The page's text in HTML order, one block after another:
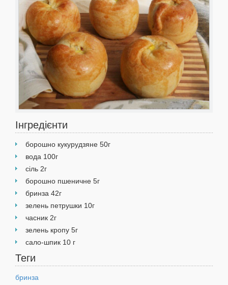
Інгредієнти
борошно ку­курудзяне 50г
вода 100г
сіль 2г
борошно пшеничне 5г
бринза 42г
зелень петрушки 10г
часник 2г
зелень кропу 5г
сало-шпик 10 г
Теги
бринза